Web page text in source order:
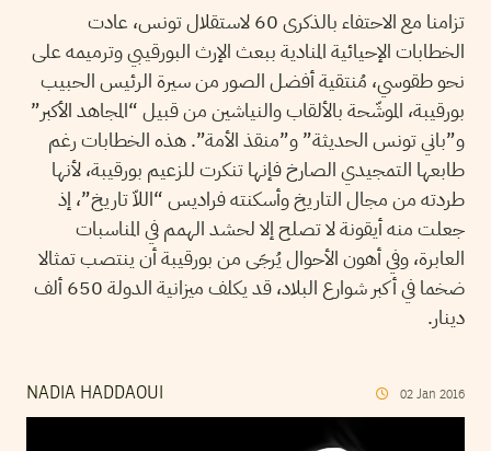
تزامنا مع الاحتفاء بالذكرى 60 لاستقلال تونس، عادت
الخطابات الإحيائية المنادية ببعث الإرث البورقيبي وترميمه على
نحو طقوسي، مُنتقية أفضل الصور من سيرة الرئيس الحبيب
بورقيبة، الموشّحة بالألقاب والنياشين من قبيل “المجاهد الأكبر”
و”باني تونس الحديثة” و”منقذ الأمة”. هذه الخطابات رغم
طابعها التمجيدي الصارخ فإنها تنكرت للزعيم بورقيبة، لأنها
طردته من مجال التاريخ وأسكنته فراديس “اللاّ تاريخ”، إذ
جعلت منه أيقونة لا تصلح إلا لحشد الهمم في المناسبات
العابرة، وفي أهون الأحوال يُرجَى من بورقيبة أن ينتصب تمثالا
ضخما في أكبر شوارع البلاد، قد يكلف ميزانية الدولة 650 ألف
دينار.
NADIA HADDAOUI 02 Jan 2016